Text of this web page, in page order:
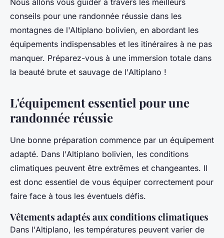
Nous allons vous guider à travers les meilleurs
conseils pour une randonnée réussie dans les
montagnes de l'Altiplano bolivien, en abordant les
équipements indispensables et les itinéraires à ne pas
manquer. Préparez-vous à une immersion totale dans
la beauté brute et sauvage de l'Altiplano !
L'équipement essentiel pour une
randonnée réussie
Une bonne préparation commence par un équipement
adapté. Dans l'Altiplano bolivien, les conditions
climatiques peuvent être extrêmes et changeantes. Il
est donc essentiel de vous équiper correctement pour
faire face à tous les éventuels défis.
Vêtements adaptés aux conditions climatiques
Dans l'Altiplano, les températures peuvent varier de